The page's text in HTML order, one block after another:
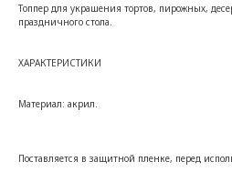
Топпер для украшения тортов, пирожных,
праздничного стола.
ХАРАКТЕРИСТИКИ
Материал: акрил.
Поставляется в защитной пленке, перед